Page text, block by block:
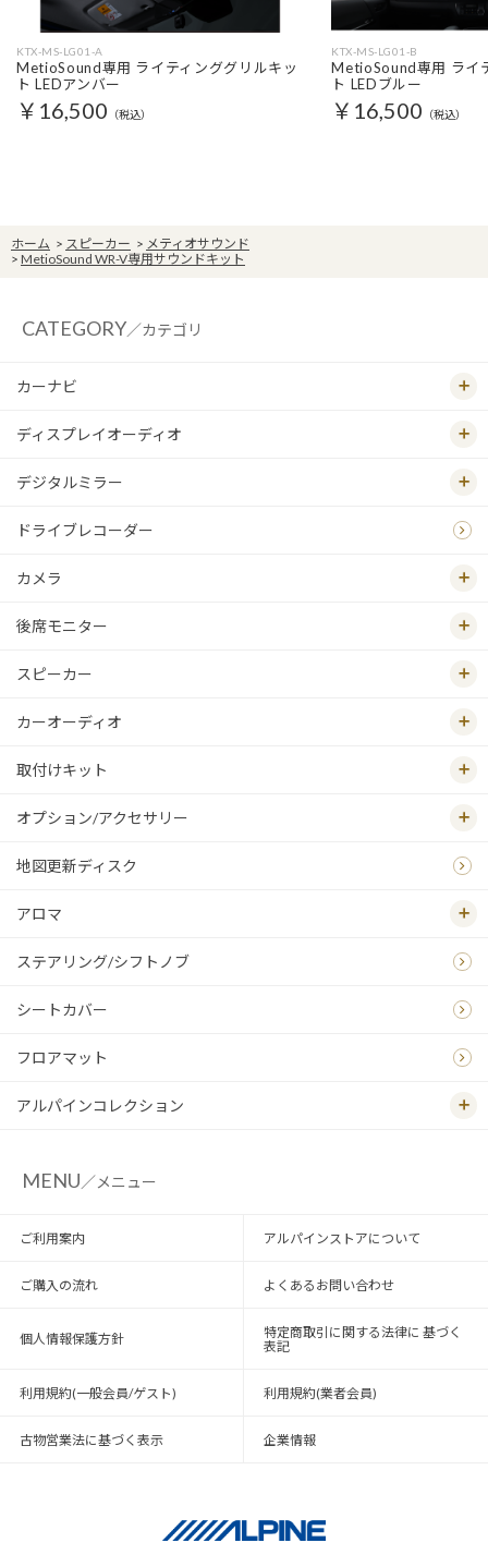
KTX-MS-LG01-A
MetioSound専用 ライティンググリルキッ
ト LEDアンバー
￥16,500 （税込）
KTX-MS-LG01-B
MetioSound専用 ライ
ト LEDブルー
￥16,500 （税込）
ホーム > スピーカー > メティオサウンド
> MetioSound WR-V専用サウンドキット
CATEGORY／カテゴリ
カーナビ
ディスプレイオーディオ
デジタルミラー
ドライブレコーダー
カメラ
後席モニター
スピーカー
カーオーディオ
取付けキット
オプション/アクセサリー
地図更新ディスク
アロマ
ステアリング/シフトノブ
シートカバー
フロアマット
アルパインコレクション
MENU／メニュー
ご利用案内 アルパインストアについて
ご購入の流れ よくあるお問い合わせ
個人情報保護方針
特定商取引に関する法律に 基づく
表記
利用規約(一般会員/ゲスト) 利用規約(業者会員)
古物営業法に基づく表示 企業情報